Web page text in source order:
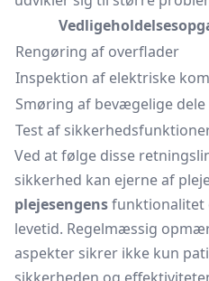
Rengøring af overflader
Inspektion af elektriske
Smøring af bevægelige dele
Test af
Ved at følge disse
sikkerhed kan ejerne af
plejesengensfunktionalitet
levetid. Regelmæssig
aspekter sikrer ikke kun